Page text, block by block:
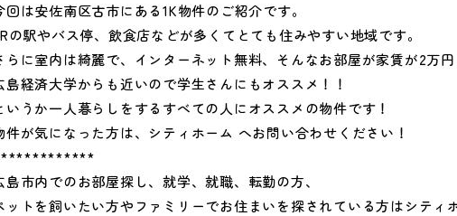
回は安佐南区古市にある1K物件のご紹介です。
の駅やバス停、飲食店などが多くてとても住みやすい地域です。
らに室内は綺麗で、インターネット無料、そんなお部屋が家賃が2万円
島経済大学からも近いので学生さんにもオススメ！！
いうか一人暮らしをするすべての人にオススメの物件です！
件が気になった方は、シティホーム へお問い合わせください！
島市内でのお部屋探し、就学、就職、転勤の方、
ットを飼いたい方やファミリーでお住まいを探されている方はシティ